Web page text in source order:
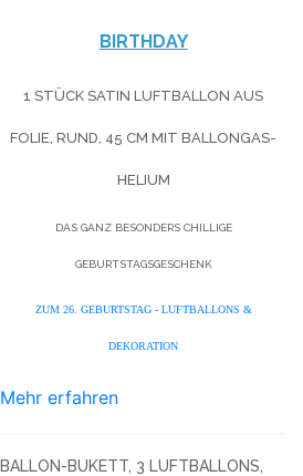
BIRTHDAY
1 STÜCK SATIN LUFTBALLON AUS
FOLIE, RUND, 45 CM MIT BALLONGAS-
HELIUM
DAS GANZ BESONDERS CHILLIGE
GEBURTSTAGSGESCHENK
ZUM 26. GEBURTSTAG - LUFTBALLONS &
DEKORATION
Mehr erfahren
BALLON-BUKETT, 3 LUFTBALLONS,